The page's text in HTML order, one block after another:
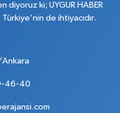
diyoruz ki; UYGUR HABER
de ihtiyacıdır.
46-40